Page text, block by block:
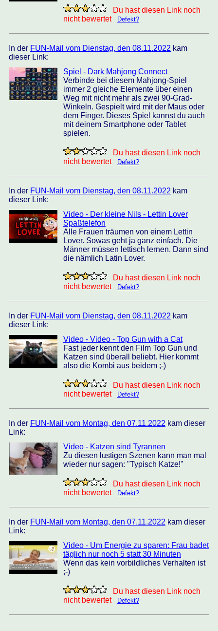
Du hast diesen Link noch
nicht bewertet
Defekt?
In der FUN-Mail vom Dienstag, den 08.11.2022 kam
dieser Link:
Spiel - Dark Mahjong Connect
Verbinde bei diesem Mahjong-Spiel
immer 2 gleiche Elemente über einen
Weg mit nicht mehr als zwei 90-Grad-
Winkeln. Gespielt wird mit der Maus oder
dem Finger. Dieses Spiel kannst du auch
mit deinem Smartphone oder Tablet
spielen.
Du hast diesen Link noch
nicht bewertet
Defekt?
In der FUN-Mail vom Dienstag, den 08.11.2022 kam
dieser Link:
Video - Der kleine Nils - Lettin Lover
Spaßtelefon
Alle Frauen träumen von einem Lettin
Lover. Sowas geht ja ganz einfach. Die
Männer müssen lettisch lernen. Dann sind
die nämlich Latin Lover.
Du hast diesen Link noch
nicht bewertet
Defekt?
In der FUN-Mail vom Dienstag, den 08.11.2022 kam
dieser Link:
Video - Video - Top Gun with a Cat
Fast jeder kennt den Film Top Gun und
Katzen sind überall beliebt. Hier kommt
also die Kombi aus beidem ;-)
Du hast diesen Link noch
nicht bewertet
Defekt?
In der FUN-Mail vom Montag, den 07.11.2022 kam dieser
Link:
Video - Katzen sind Tyrannen
Zu diesen lustigen Szenen kann man mal
wieder nur sagen: "Typisch Katze!"
Du hast diesen Link noch
nicht bewertet
Defekt?
In der FUN-Mail vom Montag, den 07.11.2022 kam dieser
Link:
Video - Um Energie zu sparen: Frau badet
täglich nur noch 5 statt 30 Minuten
Wenn das kein vorbildliches Verhalten ist
;-)
Du hast diesen Link noch
nicht bewertet
Defekt?